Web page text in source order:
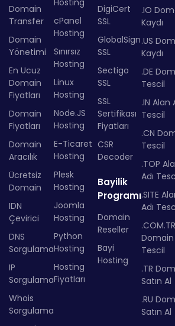
Domain
Transfer
Domain
Yönetimi
En Ucuz
Domain
Fiyatları
Domain
Fiyatları
Domain
Aracılık
Ücretsiz
Domain
IDN
Çevirici
DNS
Sorgulama
IP
Sorgulama
Whois
Sorgulama
cPanel
Hosting
Sınırsız
Hosting
Linux
Hosting
Node.JS
Hosting
E-Ticaret
Hosting
Plesk
Hosting
Joomla
Hosting
Python
Hosting
Hosting
Fiyatları
DigiCert
SSL
GlobalSign
SSL
Sectigo
SSL
SSL
Sertifikası
Fiyatları
CSR
Decoder
Bayilik
Programı
Domain
Reseller
Bayi
Hosting
.IO
Kaydı
.US
Kaydı
.DE
Tescil
.IN Alan
Tescil
.CN
Tescil
.TOP
Adı
.SITE
Adı
.COM.TR
Domain
Tescil
.TR
Satın Al
.RU
Satın Al